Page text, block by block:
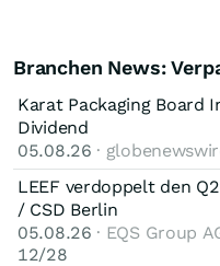
Branchen News:
Karat Packaging Board
Dividend
05.08.26 ·
LEEF verdoppelt den
/ CSD Berlin
05.08.26 · EQS Group
12/28